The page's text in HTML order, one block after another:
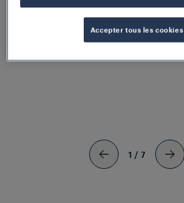
1 / 7
Accepter tous les cookies